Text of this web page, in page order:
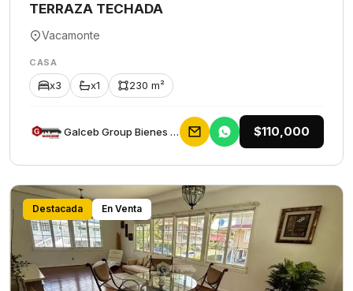
TERRAZA TECHADA
Vacamonte
CASA
x3 x1 230 m²
Galceb Group Bienes Raices $110,000
Destacada En Venta